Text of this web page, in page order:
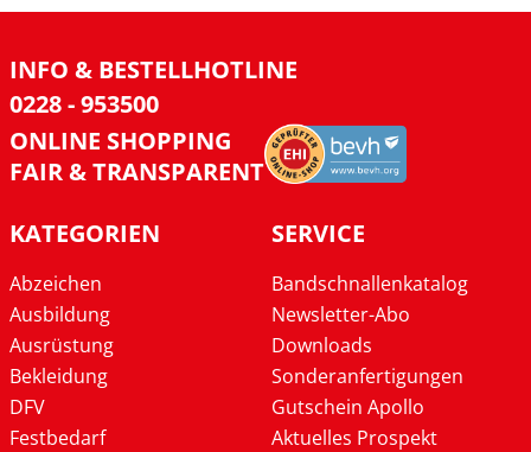
INFO & BESTELLHOTLINE
0228 - 953500
ONLINE SHOPPING
FAIR & TRANSPARENT
KATEGORIEN
Abzeichen
Ausbildung
Ausrüstung
Bekleidung
DFV
Festbedarf
SERVICE
Bandschnallenkatalog
Newsletter-Abo
Downloads
Sonderanfertigungen
Gutschein Apollo
Aktuelles Prospekt